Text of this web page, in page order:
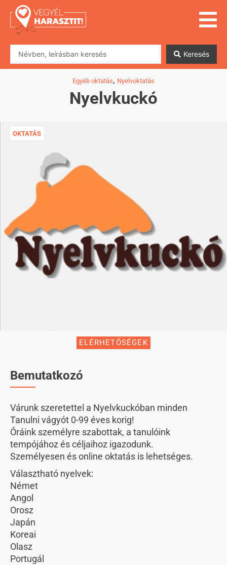
Keresés
Egyéb oktatás, Nyelvoktatás
Nyelvkuckó
ELÉRHETŐSÉGEK
OKTATÁS
Bemutatkozó
Várunk szeretettel a Nyelvkuckóban minden
Tanulni vágyót 0-99 éves korig!
Óráink személyre szabottak, a tanulóink
tempójához és céljaihoz igazodunk.
Személyesen és online oktatás is lehetséges.
Választható nyelvek:
Német
Angol
Orosz
Japán
Koreai
Olasz
Portugál